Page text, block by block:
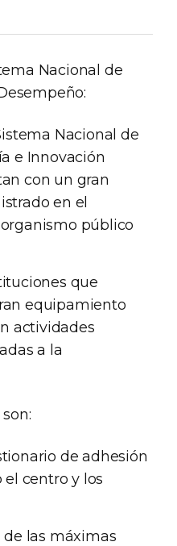
Nacional de
Nacional de
e Innovación
con un gran
en el
público
que
equipamiento
actividades
a la
de adhesión
centro y los
las máximas